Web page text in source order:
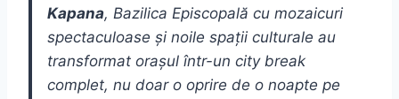
Kapana, Bazilica Episcopală cu mozaicuri
spectaculoase și noile spații culturale au
transformat orașul într-un city break
complet, nu doar o oprire de o noapte pe